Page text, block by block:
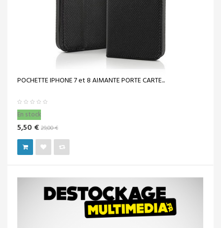
POCHETTE IPHONE 7 et 8 AIMANTE PORTE CARTE...
En stock
5,50 € 29,00 €